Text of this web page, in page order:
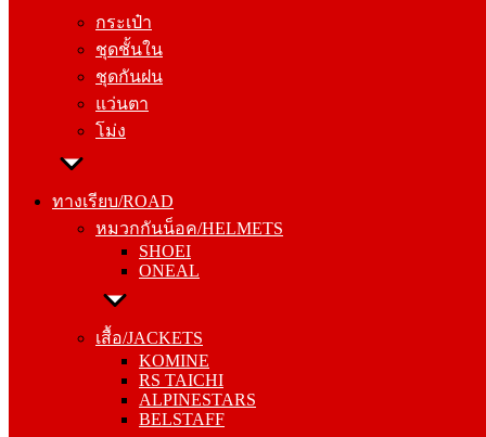
กระเป๋า
ชุดชั้นใน
ชุดกันฝน
แว่นตา
โม่ง
ทางเรียบ/ROAD
หมวกกันน็อค/HELMETS
SHOEI
ONEAL
เสื้อ/JACKETS
KOMINE
RS TAICHI
ALPINESTARS
BELSTAFF
ชุดชั้นใน
ชุดกันฝน
แว่นตา
โม่ง
ทางเรียบ/ROAD
หมวกกันน็อค/HELMETS
SHOEI
ONEAL
เสื้อ/JACKETS
RS TAICHI
ALPINESTARS
BELSTAFF